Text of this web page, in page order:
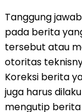
Tanggung
pada berita
tersebut atau
otoritas
Koreksi berita
juga harus
mengutip berita